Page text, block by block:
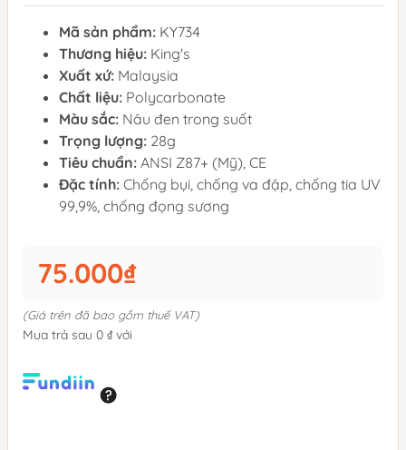
Mã sản phẩm: KY734
Thương hiệu: King's
Xuất xứ: Malaysia
Chất liệu: Polycarbonate
Màu sắc: Nâu đen trong suốt
Trọng lượng: 28g
Tiêu chuẩn: ANSI Z87+ (Mỹ), CE
Đặc tính: Chống bụi, chống va đập, chống tia UV
99,9%, chống đọng sương
75.000₫
(Giá trên đã bao gồm thuế VAT)
Mua trả sau 0 ₫ với